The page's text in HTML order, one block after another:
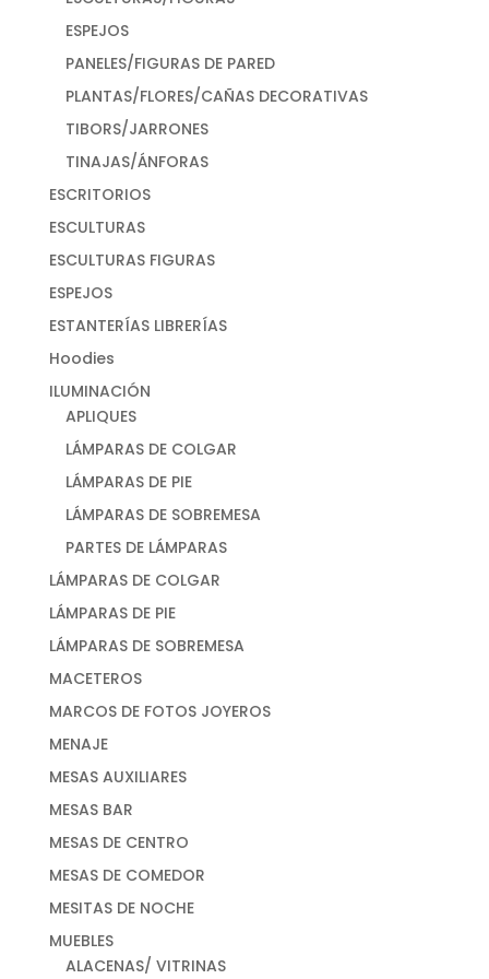
ESPEJOS
PANELES/FIGURAS DE PARED
PLANTAS/FLORES/CAÑAS DECORATIVAS
TIBORS/JARRONES
TINAJAS/ÁNFORAS
ESCRITORIOS
ESCULTURAS
ESCULTURAS FIGURAS
ESPEJOS
ESTANTERÍAS LIBRERÍAS
Hoodies
ILUMINACIÓN
APLIQUES
LÁMPARAS DE COLGAR
LÁMPARAS DE PIE
LÁMPARAS DE SOBREMESA
PARTES DE LÁMPARAS
LÁMPARAS DE COLGAR
LÁMPARAS DE PIE
LÁMPARAS DE SOBREMESA
MACETEROS
MARCOS DE FOTOS JOYEROS
MENAJE
MESAS AUXILIARES
MESAS BAR
MESAS DE CENTRO
MESAS DE COMEDOR
MESITAS DE NOCHE
MUEBLES
ALACENAS/ VITRINAS